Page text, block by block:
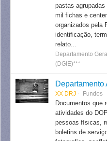
pastas
mil fichas e
organizados pela
identificação,
relato...
Departamento
(DGIE)***
XX DRJ Fundos
Documentos que
atividades do
pessoas físicas,
boletins de